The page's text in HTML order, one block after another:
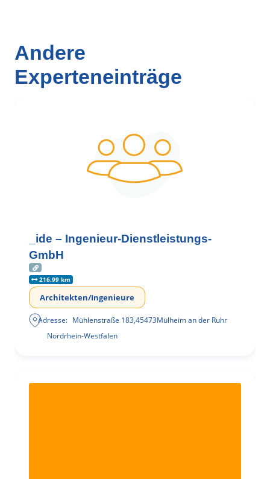
Andere
Experteneinträge
_ide – Ingenieur-Dienstleistungs-
GmbH
216.99 km
Architekten/Ingenieure
Adresse: Mühlenstraße 183,45473Mülheim an der Ruhr
Nordrhein-Westfalen